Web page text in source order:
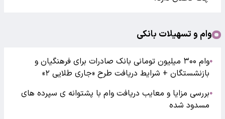
وام و تسهیلات بانکی
●
وام ۳۰۰ میلیون تومانی بانک صادرات برای فرهنگیان و
بازنشستگان + شرایط دریافت طرح «جاری طلایی ۲»
●بررسی مزایا و معایب دریافت وام با پشتوانه ی سپرده های
مسدود شده